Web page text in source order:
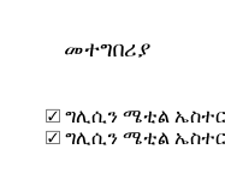
መተግበሪያ
☑ ግሊሲን ሜቲል ኤስተር
☑ ግሊሲን ሜቲል ኤስተር